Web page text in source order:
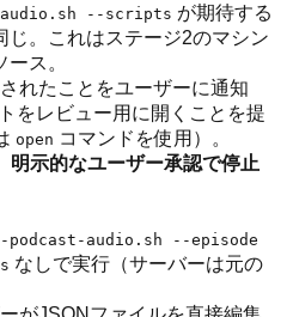
audio.sh --scripts が期待する
じ。これはステージ2のマシン
ス。
れたことをユーザーに通知
をレビュー用に開くことを提
open コマンドを使用）。
明示的なユーザー承認で停止
podcast-audio.sh --episode
なしで実行（サーバーは元の